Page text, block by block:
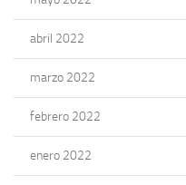
abril 2022
marzo 2022
febrero 2022
enero 2022